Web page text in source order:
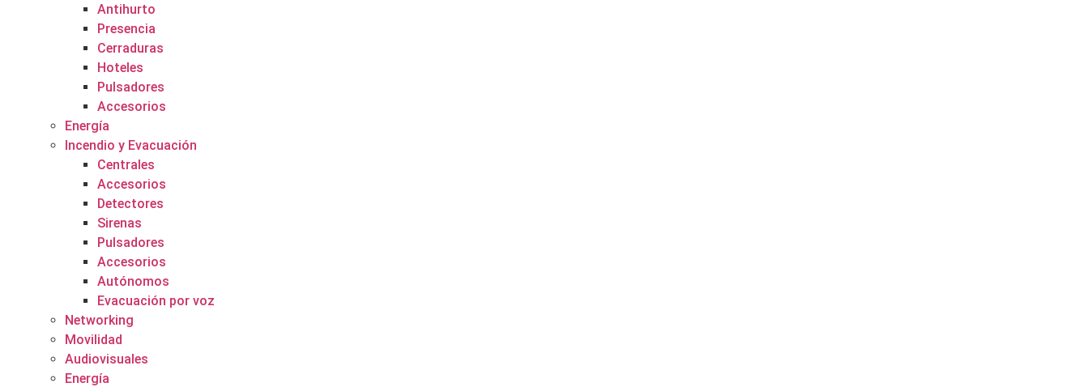
Antihurto
Presencia
Cerraduras
Hoteles
Pulsadores
Accesorios
Energía
Incendio y Evacuación
Centrales
Accesorios
Detectores
Sirenas
Pulsadores
Accesorios
Autónomos
Evacuación por voz
Networking
Movilidad
Audiovisuales
Energía